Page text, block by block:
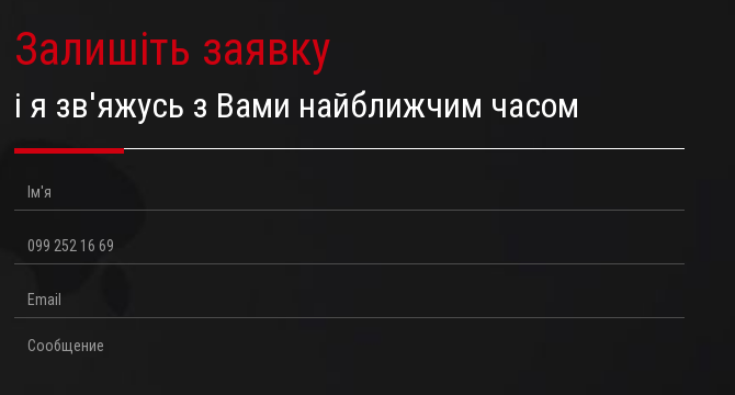
Залишіть заявку
і я зв'яжусь з Вами найближчим часом
Ім'я
Телефон
Email
Повідомлення